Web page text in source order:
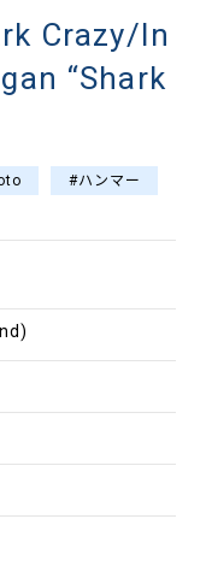
Crazy/In
“Shark
#ハンマー